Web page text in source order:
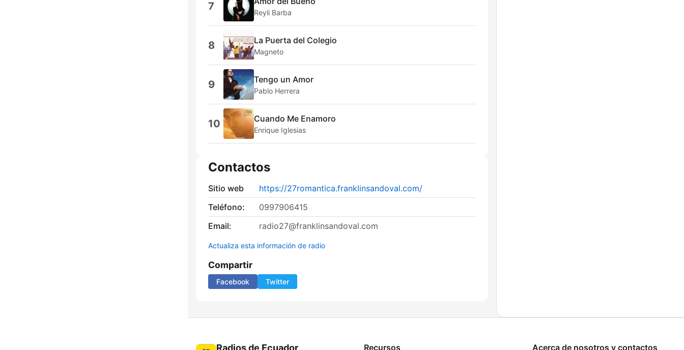
7 Reyli Barba
8 La Puerta del Colegio
Magneto
9 Tengo un Amor
Pablo Herrera
10 Cuando Me Enamoro
Enrique Iglesias
Contactos
Sitio web
https://27romantica.franklinsandoval.com/
Teléfono:
0997906415
Email:
radio27@franklinsandoval.com
Actualiza esta información de radio
Compartir
Facebook Twitter
Recursos Acerca de nosotros y contactos